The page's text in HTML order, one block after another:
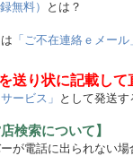
無料）
とは？
「ご不在連絡ｅメール
送り状に記載して
ービス」 として発送す
検索について】
が電話に出られない場